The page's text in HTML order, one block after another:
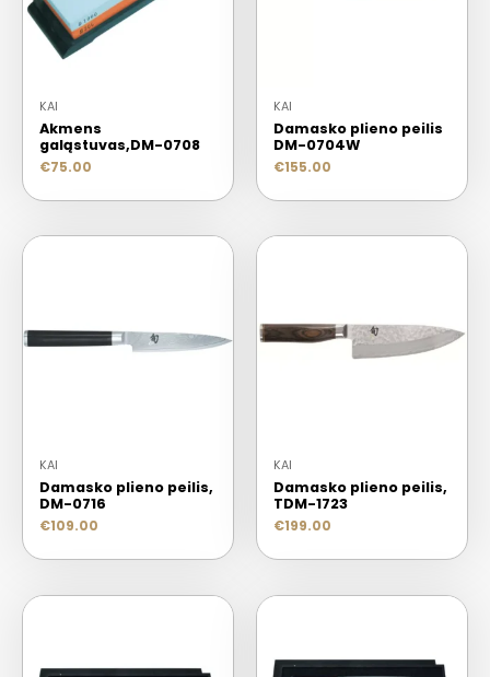
KAI
Akmens
galąstuvas,DM-0708
€75.00
KAI
Damasko plieno peilis
DM-0704W
€155.00
KAI
Damasko plieno peilis,
DM-0716
€109.00
KAI
Damasko plieno peilis,
TDM-1723
€199.00